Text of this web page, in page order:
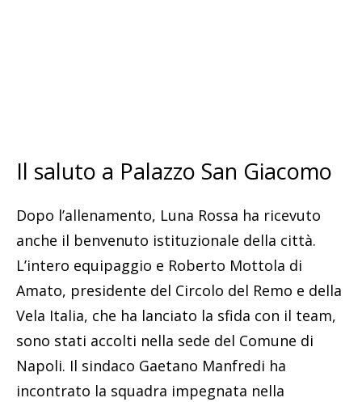
Il saluto a Palazzo San Giacomo
Dopo l’allenamento, Luna Rossa ha ricevuto
anche il benvenuto istituzionale della città.
L’intero equipaggio e Roberto Mottola di
Amato, presidente del Circolo del Remo e della
Vela Italia, che ha lanciato la sfida con il team,
sono stati accolti nella sede del Comune di
Napoli. Il sindaco Gaetano Manfredi ha
incontrato la squadra impegnata nella